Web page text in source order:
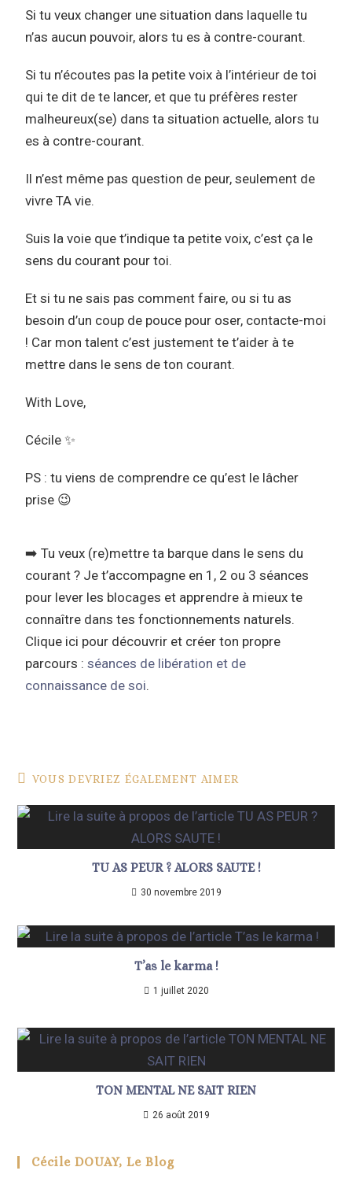
Si tu veux changer une situation dans laquelle tu
n’as aucun pouvoir, alors tu es à contre-courant.
Si tu n’écoutes pas la petite voix à l’intérieur de toi
qui te dit de te lancer, et que tu préfères rester
malheureux(se) dans ta situation actuelle, alors tu
es à contre-courant.
Il n’est même pas question de peur, seulement de
vivre TA vie.
Suis la voie que t’indique ta petite voix, c’est ça le
sens du courant pour toi.
Et si tu ne sais pas comment faire, ou si tu as
besoin d’un coup de pouce pour oser, contacte-moi
! Car mon talent c’est justement te t’aider à te
mettre dans le sens de ton courant.
With Love,
Cécile ✨
PS : tu viens de comprendre ce qu’est le lâcher
prise 😉
➡️ Tu veux (re)mettre ta barque dans le sens du
courant ? Je t’accompagne en 1, 2 ou 3 séances
pour lever les blocages et apprendre à mieux te
connaître dans tes fonctionnements naturels.
Clique ici pour découvrir et créer ton propre
parcours :séances de libération et de
connaissance de soi.
VOUS DEVRIEZ ÉGALEMENT AIMER
TU AS PEUR ? ALORS SAUTE !
30 novembre 2019
T’as le karma !
1 juillet 2020
TON MENTAL NE SAIT RIEN
26 août 2019
Cécile DOUAY, Le Blog